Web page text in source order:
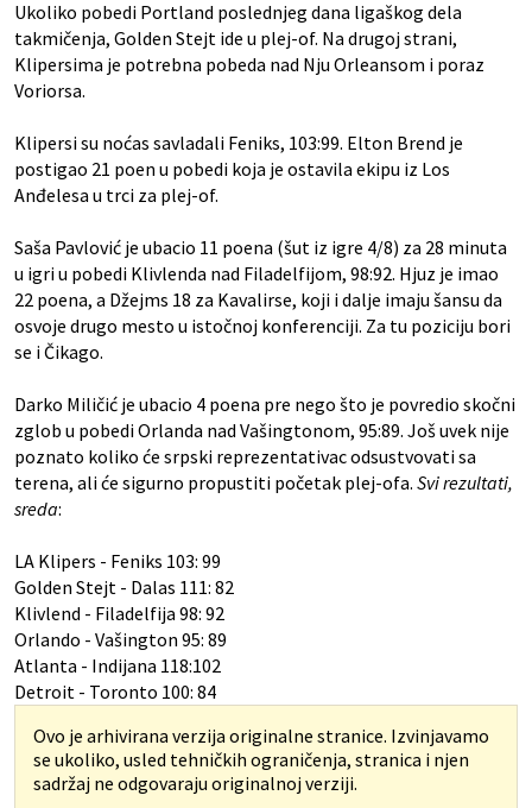
Ukoliko pobedi Portland poslednjeg dana ligaškog dela
takmičenja, Golden Stejt ide u plej-of. Na drugoj strani,
Klipersima je potrebna pobeda nad Nju Orleansom i poraz
Voriorsa.
Klipersi su noćas savladali Feniks, 103:99. Elton Brend je
postigao 21 poen u pobedi koja je ostavila ekipu iz Los
Anđelesa u trci za plej-of.
Saša Pavlović je ubacio 11 poena (šut iz igre 4/8) za 28 minuta
u igri u pobedi Klivlenda nad Filadelfijom, 98:92. Hjuz je imao
22 poena, a Džejms 18 za Kavalirse, koji i dalje imaju šansu da
osvoje drugo mesto u istočnoj konferenciji. Za tu poziciju bori
se i Čikago.
Darko Miličić je ubacio 4 poena pre nego što je povredio skočni
zglob u pobedi Orlanda nad Vašingtonom, 95:89. Još uvek nije
poznato koliko će srpski reprezentativac odsustvovati sa
terena, ali će sigurno propustiti početak plej-ofa. Svi rezultati,
sreda:
LA Klipers - Feniks 103: 99
Golden Stejt - Dalas 111: 82
Klivlend - Filadelfija 98: 92
Orlando - Vašington 95: 89
Atlanta - Indijana 118:102
Detroit - Toronto 100: 84
Ovo je arhivirana verzija originalne stranice. Izvinjavamo
se ukoliko, usled tehničkih ograničenja, stranica i njen
sadržaj ne odgovaraju originalnoj verziji.